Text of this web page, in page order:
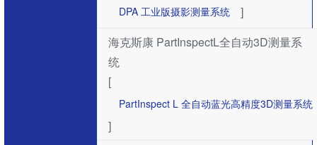
DPA 工业版摄影测量系统
]
海克斯康 PartInspectL全自动3D测量系
统
[
PartInspect L 全自动蓝光高精度3D测量系统
]